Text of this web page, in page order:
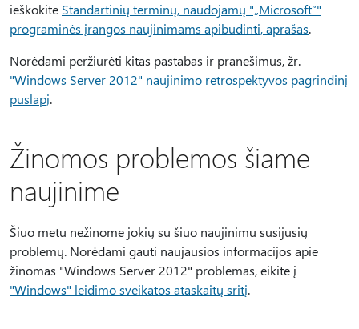
ieškokite Standartinių terminų, naudojamų "„Microsoft“"
programinės įrangos naujinimams apibūdinti, aprašas.
Norėdami peržiūrėti kitas pastabas ir pranešimus, žr.
"Windows Server 2012" naujinimo retrospektyvos pagrindinį
puslapį.
Žinomos problemos šiame
naujinime
Šiuo metu nežinome jokių su šiuo naujinimu susijusių
problemų. Norėdami gauti naujausios informacijos apie
žinomas "Windows Server 2012" problemas, eikite į
"Windows" leidimo sveikatos ataskaitų sritį.